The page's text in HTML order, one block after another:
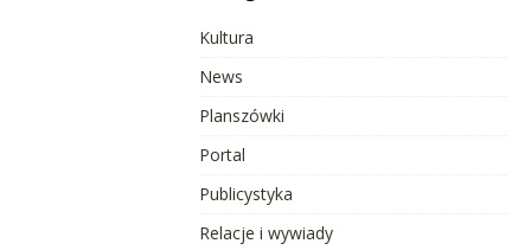
Kultura
News
Planszówki
Portal
Publicystyka
Relacje i wywiady